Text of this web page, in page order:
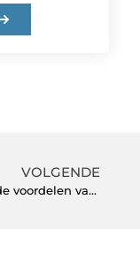
VOLGENDE
Wat zijn de voordelen van EPDM dakbedekking?